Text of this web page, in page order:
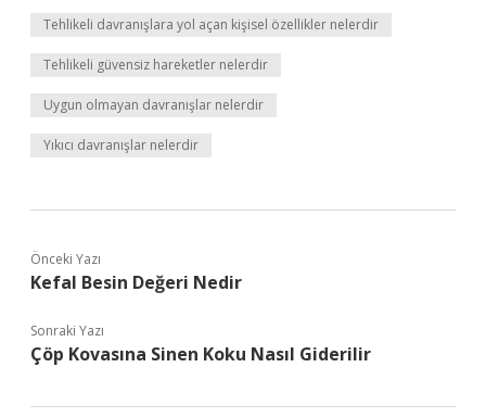
Tehlikeli davranışlara yol açan kişisel özellikler nelerdir
Tehlikeli güvensiz hareketler nelerdir
Uygun olmayan davranışlar nelerdir
Yıkıcı davranışlar nelerdir
Önceki Yazı
Kefal Besin Değeri Nedir
Sonraki Yazı
Çöp Kovasına Sinen Koku Nasıl Giderilir